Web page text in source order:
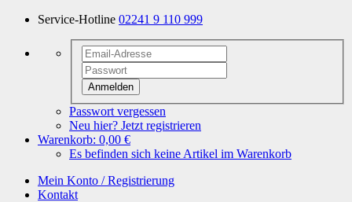
Service-Hotline 02241 9 110 999
Anmelden
Passwort vergessen
Neu hier? Jetzt registrieren
Warenkorb: 0,00 €
Es befinden sich keine Artikel im Warenkorb
Mein Konto / Registrierung
Kontakt